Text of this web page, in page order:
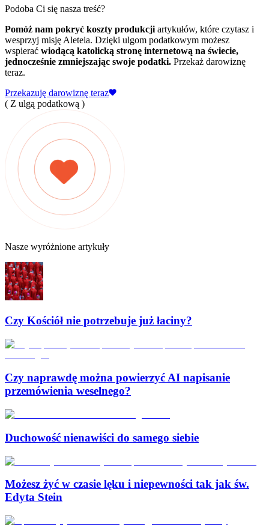
Podoba Ci się nasza treść?
Pomóż nam pokryć koszty produkcji artykułów, które czytasz i
wesprzyj misję Aleteia. Dzięki ulgom podatkowym możesz
wspierać wiodącą katolicką stronę internetową na świecie,
jednocześnie zmniejszając swoje podatki. Przekaż darowiznę
teraz.
Przekazuję darowiznę teraz
( Z ulgą podatkową )
Nasze wyróżnione artykuły
Czy Kościół nie potrzebuje już łaciny?
Czy naprawdę można powierzyć AI napisanie
przemówienia weselnego?
Duchowość nienawiści do samego siebie
Możesz żyć w czasie lęku i niepewności tak jak św.
Edyta Stein